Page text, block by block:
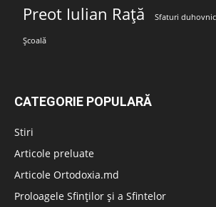
Preot Iulian Rață Sfaturi
Școală
CATEGORIE POPULARĂ
Stiri
Articole preluate
Articole Ortodoxia.md
Proloagele Sfinților și a Sfintelor